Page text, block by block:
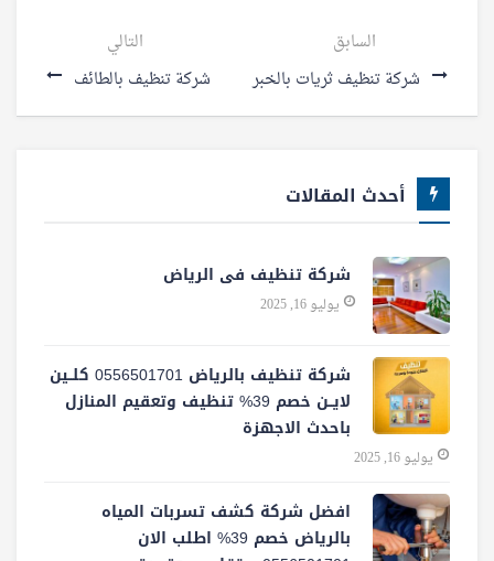
السابق
شركة تنظيف ثريات بالخبر
التالي
شركة تنظيف بالطائف
أحدث المقالات
شركة تنظيف فى الرياض
يوليو 16, 2025
شركة تنظيف بالرياض 0556501701 كلــين
لايــن خصم 39% تنظيف وتعقيم المنازل
باحدث الاجهزة
يوليو 16, 2025
افضل شركة كشف تسربات المياه
بالرياض خصم 39% اطلب الان